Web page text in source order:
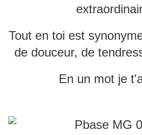
Tout en toi est
de douceur, de
En un mot je